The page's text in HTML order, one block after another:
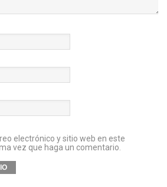
electrónico y sitio web en este
vez que haga un comentario.